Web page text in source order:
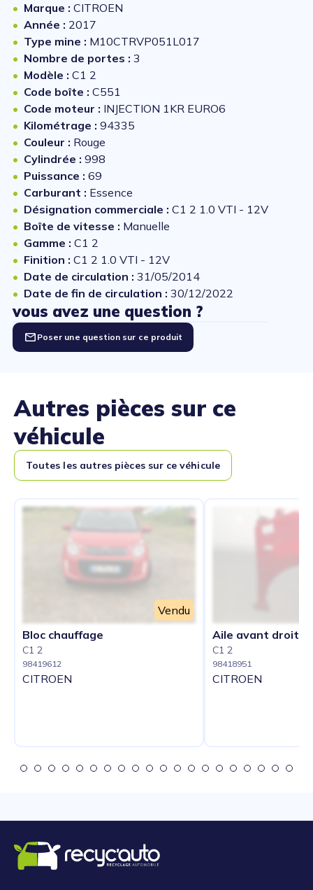
Marque : CITROEN
Année : 2017
Type mine : M10CTRVP051L017
Nombre de portes : 3
Modèle : C1 2
Code boîte : C551
Code moteur : INJECTION 1KR EURO6
Kilométrage : 94335
Couleur : Rouge
Cylindrée : 998
Puissance : 69
Carburant : Essence
Désignation commerciale : C1 2 1.0 VTI - 12V
Boîte de vitesse : Manuelle
Gamme : C1 2
Finition : C1 2 1.0 VTI - 12V
Date de circulation : 31/05/2014
Date de fin de circulation : 30/12/2022
vous avez une question ?
Poser une question sur ce produit
Autres pièces sur ce
véhicule
Toutes les autres pièces sur ce véhicule
Vendu
Bloc chauffage
C1 2
98419612
CITROEN
Aile avant droit
C1 2
98418951
CITROEN